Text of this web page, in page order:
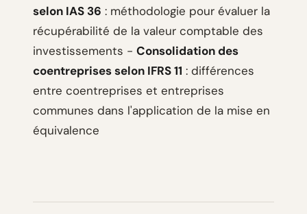
selon IAS 36 : méthodologie pour évaluer la
récupérabilité de la valeur comptable des
investissements - Consolidation des
coentreprises selon IFRS 11 : différences
entre coentreprises et entreprises
communes dans l'application de la mise en
équivalence